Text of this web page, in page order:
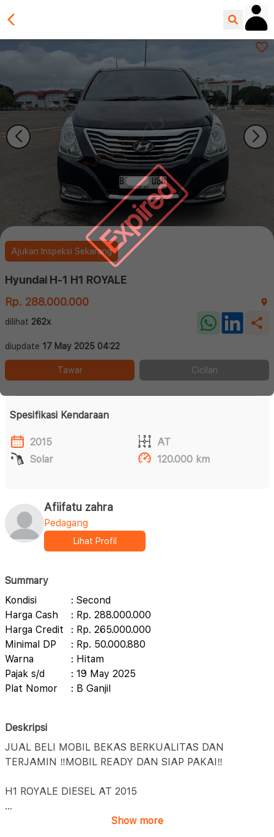
Expired
Ajukan Inspeksi Sekarang
Hyundai H-1 H1 ROYALE
Rp. 288.000.000
dilihat 262x
diupdate 17 May 2025 04:22
Tawar Cicilan
Spesifikasi Kendaraan
2015
AT
Solar
120.000 km
Afiifatu zahra
Pedagang
Lihat Profil
Summary
Kondisi
: Second
Harga Cash
: Rp. 288.000.000
Harga Credit
: Rp. 265.000.000
Minimal DP
: Rp. 50.000.880
Warna
: Hitam
Pajak s/d
: 19 May 2025
Plat Nomor
: B Ganjil
Deskripsi
JUAL BELI MOBIL BEKAS BERKUALITAS DAN
TERJAMIN ‼️MOBIL READY DAN SIAP PAKAI‼️
H1 ROYALE DIESEL AT 2015
...
Show more